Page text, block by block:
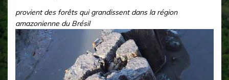
provient des forêts qui grandissent dans la région
amazonienne du Brésil